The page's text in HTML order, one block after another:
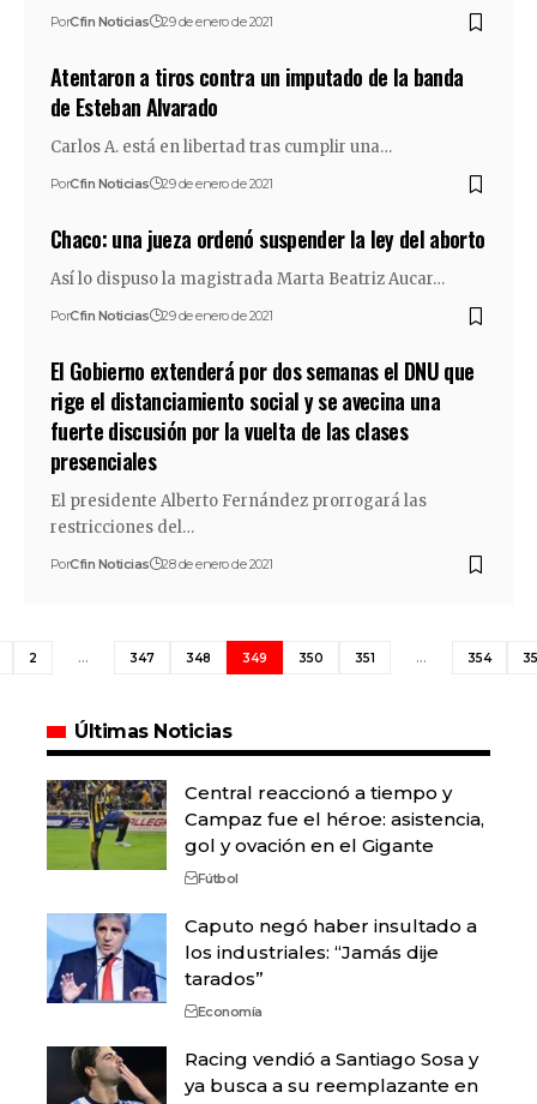
PorCfin Noticias 29 de enero de 2021
Atentaron a tiros contra un imputado de la banda
de Esteban Alvarado
Carlos A. está en libertad tras cumplir una…
PorCfin Noticias 29 de enero de 2021
Chaco: una jueza ordenó suspender la ley del aborto
Así lo dispuso la magistrada Marta Beatriz Aucar…
PorCfin Noticias 29 de enero de 2021
El Gobierno extenderá por dos semanas el DNU que
rige el distanciamiento social y se avecina una
fuerte discusión por la vuelta de las clases
presenciales
El presidente Alberto Fernández prorrogará las
restricciones del…
PorCfin Noticias 28 de enero de 2021
2 … 347 348 349 350 351 … 354
Últimas Noticias
Central reaccionó a tiempo y
Campaz fue el héroe: asistencia,
gol y ovación en el Gigante
Fútbol
Caputo negó haber insultado a
los industriales: “Jamás dije
tarados”
Economía
Racing vendió a Santiago Sosa y
ya busca a su reemplazante en